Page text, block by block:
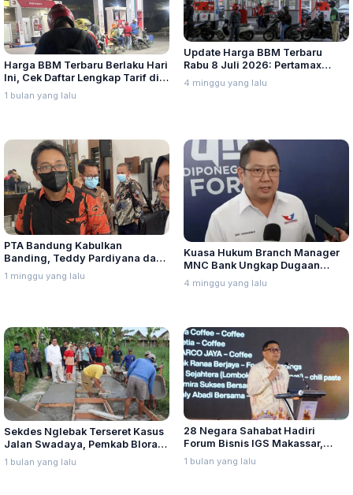
Harga BBM Terbaru Berlaku Hari
Ini, Cek Daftar Lengkap Tarif di
Seluruh Indonesia
1 bulan yang lalu
Update Harga BBM Terbaru
Rabu 8 Juli 2026: Pertamax
Turbo, Dexlite, dan Pertamina
Dex Turun
4 minggu yang lalu
PTA Bandung Kabulkan
Banding, Teddy Pardiyana dan
Bintang Ditetapkan Ahli Waris
Lina Jubaedah
1 minggu yang lalu
Kuasa Hukum Branch Manager
MNC Bank Ungkap Dugaan
Penganiayaan oleh Hary Tanoe
di MNC Towe
4 minggu yang lalu
Sekdes Nglebak Terseret Kasus
Jalan Swadaya, Pemkab Blora
Sebut Pendampingan Hukum
Bukan Kewenangannya
1 bulan yang lalu
28 Negara Sahabat Hadiri
Forum Bisnis IGS Makassar,
Munafri Tawarkan Investasi
Stadion Untia
1 bulan yang lalu